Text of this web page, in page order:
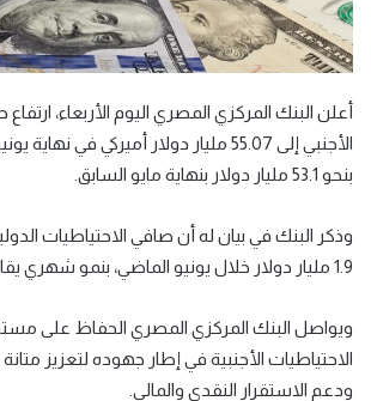
أعلن البنك المركزي المصري اليوم الأربعاء،
الأجنبي إلى 55.07 مليار دولار أميركي في
بنحو 53.1 مليار دولار بنهاية مايو السابق.
وذكر البنك في بيان له أن صافي الاحتياطيات
1.9 مليار دولار خلال يونيو الماضي، بنمو شهري يقارب 3.6 في المئة.
ويواصل البنك المركزي المصري الحفاظ على
الاحتياطيات الأجنبية في إطار جهوده لتعزيز
ودعم الاستقرار النقدي والمالي.